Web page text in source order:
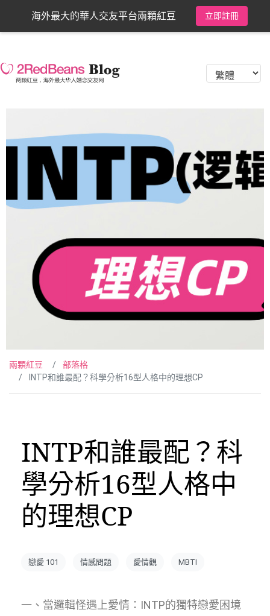
海外最大的華人交友平台兩顆紅豆 立即註冊
兩顆紅豆
部落格
INTP和誰最配？科學分析16型人格中的理想CP
INTP和誰最配？科
學分析16型人格中
的理想CP
戀愛 101 情感問題 愛情觀 MBTI
一、當邏輯怪遇上愛情：INTP的獨特戀愛困境